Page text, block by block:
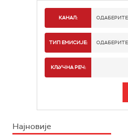
КАНАЛ:
ТИП ЕМИСИЈЕ:
КЉУЧНА РЕЧ:
Најновије